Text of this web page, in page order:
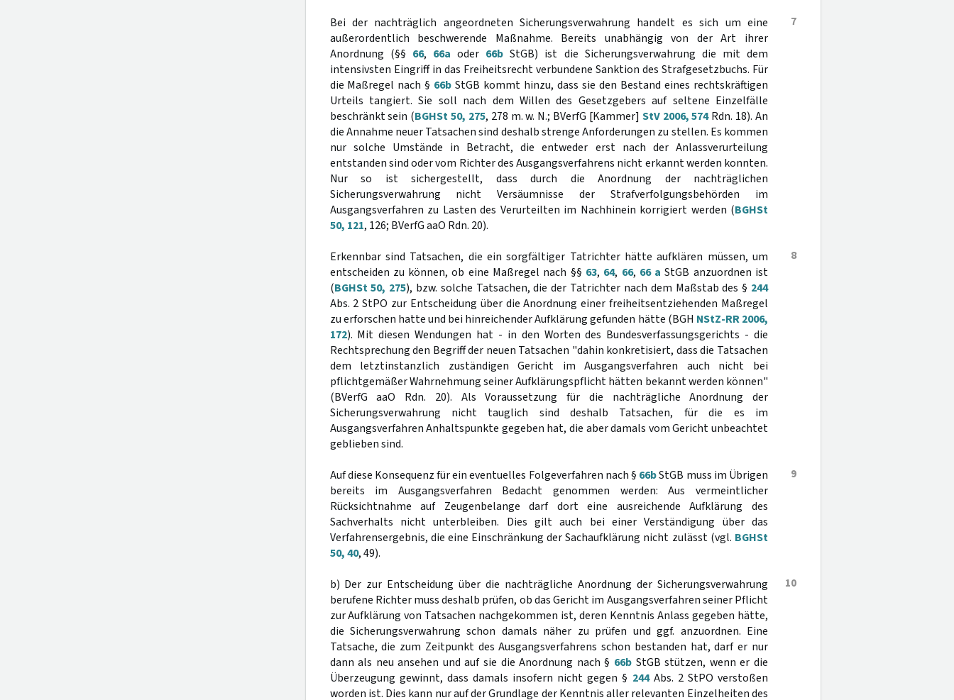
7
Bei der nachträglich angeordneten Sicherungsverwahrung handelt es sich um eine
außerordentlich beschwerende Maßnahme. Bereits unabhängig von der Art ihrer
Anordnung (§§ 66, 66a oder 66b StGB) ist die Sicherungsverwahrung die mit dem
intensivsten Eingriff in das Freiheitsrecht verbundene Sanktion des Strafgesetzbuchs. Für
die Maßregel nach § 66b StGB kommt hinzu, dass sie den Bestand eines rechtskräftigen
Urteils tangiert. Sie soll nach dem Willen des Gesetzgebers auf seltene Einzelfälle
beschränkt sein (BGHSt 50, 275, 278 m. w. N.; BVerfG [Kammer] StV 2006, 574Rdn. 18). An
die Annahme neuer Tatsachen sind deshalb strenge Anforderungen zu stellen. Es kommen
nur solche Umstände in Betracht, die entweder erst nach der Anlassverurteilung
entstanden sind oder vom Richter des Ausgangsverfahrens nicht erkannt werden konnten.
Nur so ist sichergestellt, dass durch die Anordnung der nachträglichen
Sicherungsverwahrung nicht Versäumnisse der Strafverfolgungsbehörden im
Ausgangsverfahren zu Lasten des Verurteilten im Nachhinein korrigiert werden (BGHSt
50, 121, 126; BVerfG aaO Rdn. 20).
8
Erkennbar sind Tatsachen, die ein sorgfältiger Tatrichter hätte aufklären müssen, um
entscheiden zu können, ob eine Maßregel nach §§ 63, 64, 66, 66 a StGB anzuordnen ist
(BGHSt 50, 275), bzw. solche Tatsachen, die der Tatrichter nach dem Maßstab des § 244
Abs. 2 StPO zur Entscheidung über die Anordnung einer freiheitsentziehenden Maßregel
zu erforschen hatte und bei hinreichender Aufklärung gefunden hätte (BGH NStZ-RR 2006,
172). Mit diesen Wendungen hat - in den Worten des Bundesverfassungsgerichts - die
Rechtsprechung den Begriff der neuen Tatsachen "dahin konkretisiert, dass die Tatsachen
dem letztinstanzlich zuständigen Gericht im Ausgangsverfahren auch nicht bei
pflichtgemäßer Wahrnehmung seiner Aufklärungspflicht hätten bekannt werden können"
(BVerfG aaO Rdn. 20). Als Voraussetzung für die nachträgliche Anordnung der
Sicherungsverwahrung nicht tauglich sind deshalb Tatsachen, für die es im
Ausgangsverfahren Anhaltspunkte gegeben hat, die aber damals vom Gericht unbeachtet
geblieben sind.
9
Auf diese Konsequenz für ein eventuelles Folgeverfahren nach § 66bStGB muss im Übrigen
bereits im Ausgangsverfahren Bedacht genommen werden: Aus vermeintlicher
Rücksichtnahme auf Zeugenbelange darf dort eine ausreichende Aufklärung des
Sachverhalts nicht unterbleiben. Dies gilt auch bei einer Verständigung über das
Verfahrensergebnis, die eine Einschränkung der Sachaufklärung nicht zulässt (vgl. BGHSt
50, 40, 49).
10
b) Der zur Entscheidung über die nachträgliche Anordnung der Sicherungsverwahrung
berufene Richter muss deshalb prüfen, ob das Gericht im Ausgangsverfahren seiner Pflicht
zur Aufklärung von Tatsachen nachgekommen ist, deren Kenntnis Anlass gegeben hätte,
die Sicherungsverwahrung schon damals näher zu prüfen und ggf. anzuordnen. Eine
Tatsache, die zum Zeitpunkt des Ausgangsverfahrens schon bestanden hat, darf er nur
dann als neu ansehen und auf sie die Anordnung nach § 66b StGB stützen, wenn er die
Überzeugung gewinnt, dass damals insofern nicht gegen § 244Abs. 2 StPO verstoßen
worden ist. Dies kann nur auf der Grundlage der Kenntnis aller relevanten Einzelheiten des